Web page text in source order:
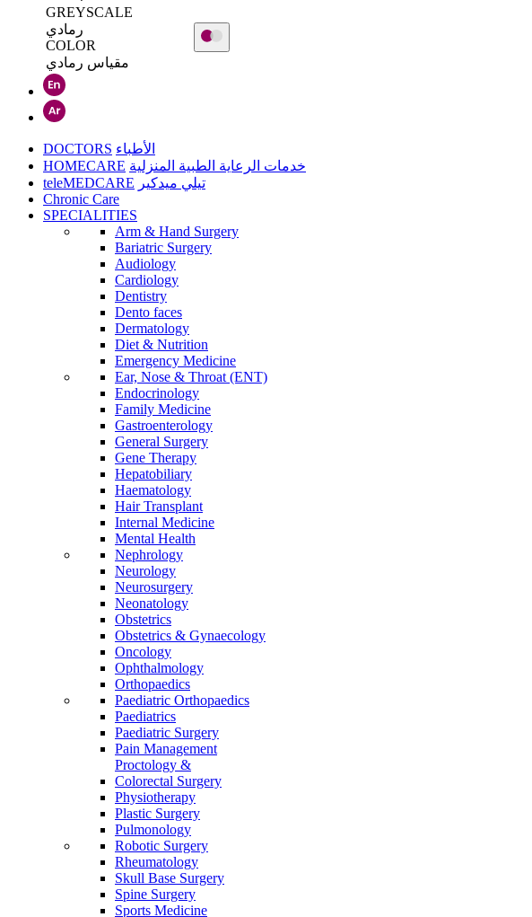
GREYSCALE
رمادي
COLOR
مقياس رمادي
DOCTORS الأطباء
HOMECARE خدمات الرعاية الطبية المنزلية
teleMEDCARE تيلي ميدكير
Chronic Care
SPECIALITIES
Arm & Hand Surgery
Bariatric Surgery
Audiology
Cardiology
Dentistry
Dento faces
Dermatology
Diet & Nutrition
Emergency Medicine
Ear, Nose & Throat (ENT)
Endocrinology
Family Medicine
Gastroenterology
General Surgery
Gene Therapy
Hepatobiliary
Haematology
Hair Transplant
Internal Medicine
Mental Health
Nephrology
Neurology
Neurosurgery
Neonatology
Obstetrics
Obstetrics & Gynaecology
Oncology
Ophthalmology
Orthopaedics
Paediatric Orthopaedics
Paediatrics
Paediatric Surgery
Pain Management
Proctology &
Colorectal Surgery
Physiotherapy
Plastic Surgery
Pulmonology
Robotic Surgery
Rheumatology
Skull Base Surgery
Spine Surgery
Sports Medicine